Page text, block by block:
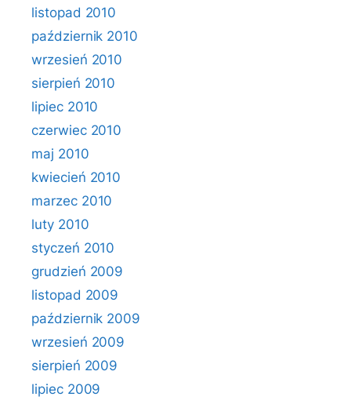
listopad 2010
październik 2010
wrzesień 2010
sierpień 2010
lipiec 2010
czerwiec 2010
maj 2010
kwiecień 2010
marzec 2010
luty 2010
styczeń 2010
grudzień 2009
listopad 2009
październik 2009
wrzesień 2009
sierpień 2009
lipiec 2009